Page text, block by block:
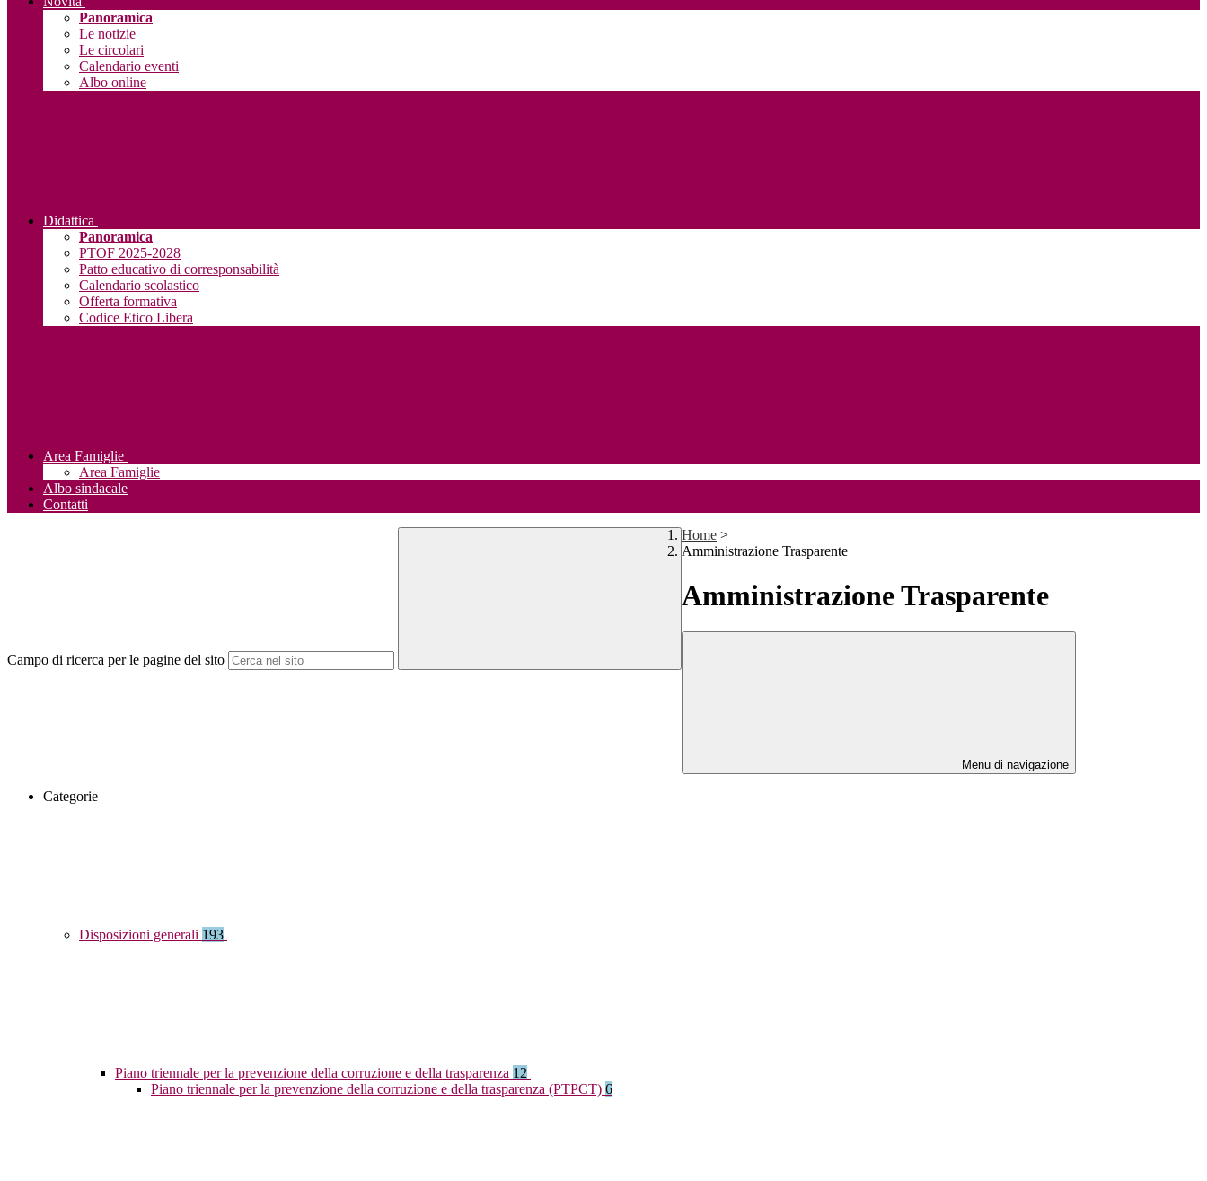
Panoramica
Le notizie
Le circolari
Calendario eventi
Albo online
Didattica
Panoramica
PTOF 2025-2028
Patto educativo di corresponsabilità
Calendario scolastico
Offerta formativa
Codice Etico Libera
Area Famiglie
Area Famiglie
Albo sindacale
Contatti
Campo di ricerca per le pagine del sito
Home >
Amministrazione Trasparente
Amministrazione Trasparente
Menu di navigazione
Categorie
Disposizioni generali 193
Piano triennale per la prevenzione della corruzione e della trasparenza 12
Piano triennale per la prevenzione della corruzione e della trasparenza (PTPCT) 6